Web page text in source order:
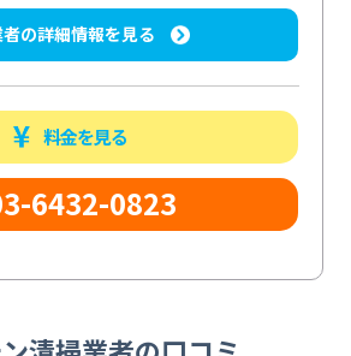
の詳細情報を見る
料金を見る
6432-0823